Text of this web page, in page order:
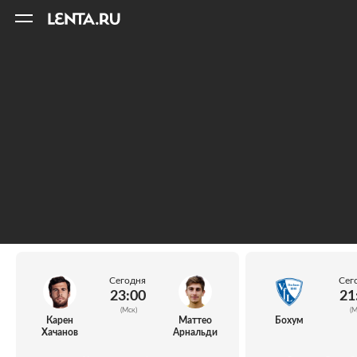
Карен
Хачанов
Сегодня
23:00
(Мск)
Маттео
Арнальди
Бохум